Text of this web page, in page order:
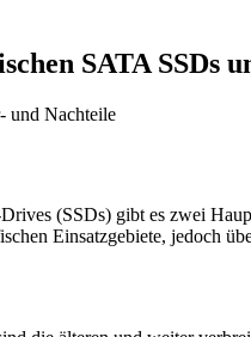
SATA SSDs
und Nachteile
(SSDs) gibt es zwei
Einsatzgebiete, jedoch